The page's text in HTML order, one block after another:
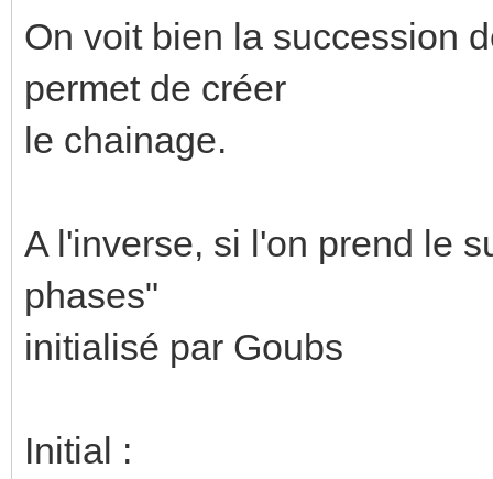
On voit bien la succession
permet de créer
le chainage.
A l'inverse, si l'on prend le
phases"
initialisé par Goubs
Initial :